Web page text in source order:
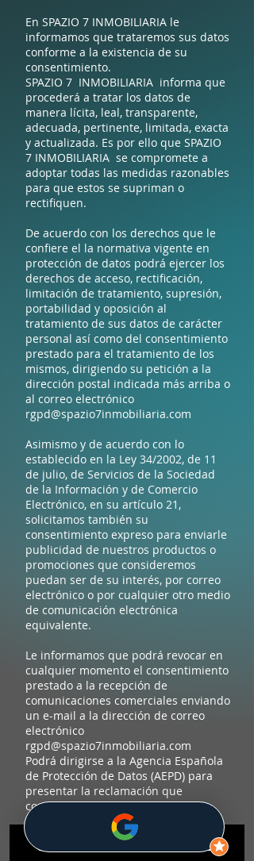
En SPAZIO 7 INMOBILIARIA le
informamos que trataremos sus datos
conforme a la existencia de su
consentimiento.
SPAZIO 7 INMOBILIARIA informa que
procederá a tratar los datos de
manera lícita, leal, transparente,
adecuada, pertinente, limitada, exacta
y actualizada. Es por ello que SPAZIO
7 INMOBILIARIA se compromete a
adoptar todas las medidas razonables
para que estos se supriman o
rectifiquen.
De acuerdo con los derechos que le
confiere el la normativa vigente en
protección de datos podrá ejercer los
derechos de acceso, rectificación,
limitación de tratamiento, supresión,
portabilidad y oposición al
tratamiento de sus datos de carácter
personal así como del consentimiento
prestado para el tratamiento de los
mismos, dirigiendo su petición a la
dirección postal indicada más arriba o
al correo electrónico
rgpd@spazio7inmobiliaria.com
Asimismo y de acuerdo con lo
establecido en la Ley 34/2002, de 11
de julio, de Servicios de la Sociedad
de la Información y de Comercio
Electrónico, en su artículo 21,
solicitamos también su
consentimiento expreso para enviarle
publicidad de nuestros productos o
promociones que consideremos
puedan ser de su interés, por correo
electrónico o por cualquier otro medio
de comunicación electrónica
equivalente.
Le informamos que podrá revocar en
cualquier momento el consentimiento
prestado a la recepción de
comunicaciones comerciales enviando
un e-mail a la dirección de correo
electrónico
rgpd@spazio7inmobiliaria.com
Podrá dirigirse a la Agencia Española
de Protección de Datos (AEPD) para
presentar la reclamación que
considere oportuna.
INICIO